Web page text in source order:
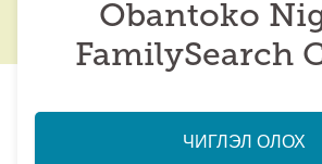
Obantoko
FamilySearch
ЧИГЛЭЛ ОЛОХ